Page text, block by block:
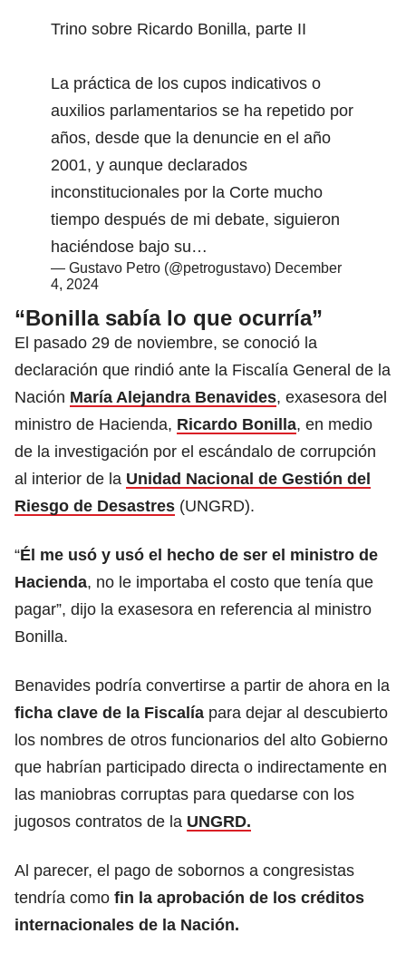
Trino sobre Ricardo Bonilla, parte II
La práctica de los cupos indicativos o
auxilios parlamentarios se ha repetido por
años, desde que la denuncie en el año
2001, y aunque declarados
inconstitucionales por la Corte mucho
tiempo después de mi debate, siguieron
haciéndose bajo su…
— Gustavo Petro (@petrogustavo) December
4, 2024
“Bonilla sabía lo que ocurría”
El pasado 29 de noviembre, se conoció la
declaración que rindió ante la Fiscalía General de la
Nación María Alejandra Benavides, exasesora del
ministro de Hacienda, Ricardo Bonilla, en medio
de la investigación por el escándalo de corrupción
al interior de la Unidad Nacional de Gestión del
Riesgo de Desastres (UNGRD).
“Él me usó y usó el hecho de ser el ministro de
Hacienda, no le importaba el costo que tenía que
pagar”, dijo la exasesora en referencia al ministro
Bonilla.
Benavides podría convertirse a partir de ahora en la
ficha clave de la Fiscalía para dejar al descubierto
los nombres de otros funcionarios del alto Gobierno
que habrían participado directa o indirectamente en
las maniobras corruptas para quedarse con los
jugosos contratos de la UNGRD.
Al parecer, el pago de sobornos a congresistas
tendría como fin la aprobación de los créditos
internacionales de la Nación.